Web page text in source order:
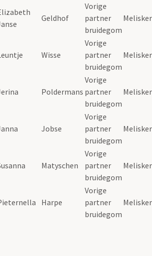
Geldhof
Vorige
partner
bruidegom
Wisse
Vorige
partner
bruidegom
Poldermans
Vorige
partner
bruidegom
Jobse
Vorige
partner
bruidegom
Matyschen
Vorige
partner
bruidegom
Harpe
Vorige
partner
bruidegom